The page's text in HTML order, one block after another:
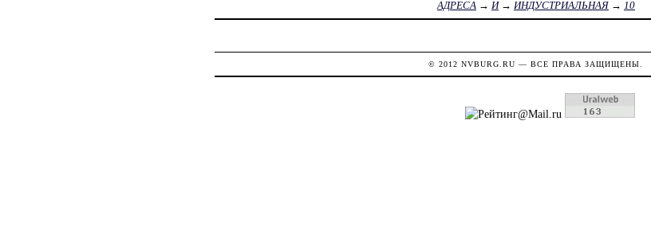
АДРЕСА→ И→ ИНДУСТРИАЛЬНАЯ→ 10
© 2012NVBURG.RU — ВСЕ ПРАВА ЗАЩИЩЕНЫ.